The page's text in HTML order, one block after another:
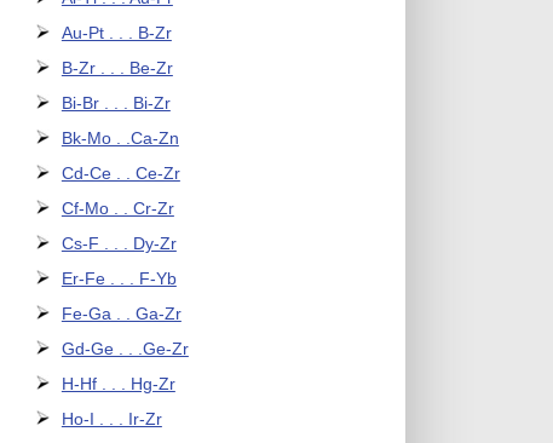
Au-Pt . . . B-Zr
B-Zr . . . Be-Zr
Bi-Br . . . Bi-Zr
Bk-Mo . .Ca-Zn
Cd-Ce . . Ce-Zr
Cf-Mo . . Cr-Zr
Cs-F . . . Dy-Zr
Er-Fe . . . F-Yb
Fe-Ga . . Ga-Zr
Gd-Ge . . .Ge-Zr
H-Hf . . . Hg-Zr
Ho-I . . . Ir-Zr